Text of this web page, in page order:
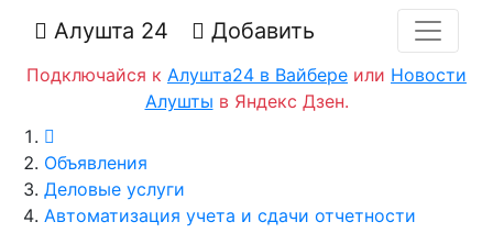
Алушта 24 Добавить
Подключайся к Алушта24 в Вайбере или Новости
Алушты в Яндекс Дзен.
Объявления
Деловые услуги
Автоматизация учета и сдачи отчетности